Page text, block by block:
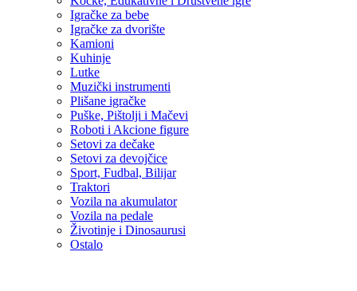
Igračke za bebe
Igračke za dvorište
Kamioni
Kuhinje
Lutke
Muzički instrumenti
Plišane igračke
Puške, Pištolji i Mačevi
Roboti i Akcione figure
Setovi za dečake
Setovi za devojčice
Sport, Fudbal, Bilijar
Traktori
Vozila na akumulator
Vozila na pedale
Životinje i Dinosaurusi
Ostalo